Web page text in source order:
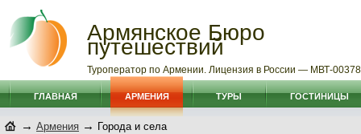
Армянское Бюро
путешествий
Туроператор по Армении. Лицензия в России — МВТ-
ГЛАВНАЯ АРМЕНИЯ ТУРЫ ГОСТИНИЦЫ
→ Армения → Города и села